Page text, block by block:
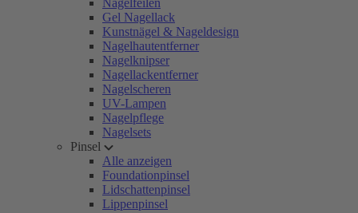
Nagelfeilen
Gel Nagellack
Kunstnägel & Nageldesign
Nagelhautentferner
Nagelknipser
Nagellackentferner
Nagelscheren
UV-Lampen
Nagelpflege
Nagelsets
Pinsel
Alle anzeigen
Foundationpinsel
Lidschattenpinsel
Lippenpinsel